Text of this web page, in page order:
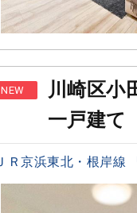
NEW
川崎区
一戸建て
ＪＲ京浜東北・根岸線